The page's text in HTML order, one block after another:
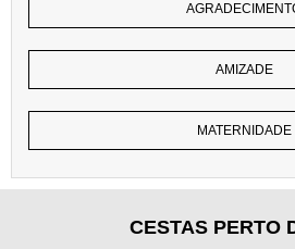
AMIZADE
MATERNIDADE
CESTAS PERTO